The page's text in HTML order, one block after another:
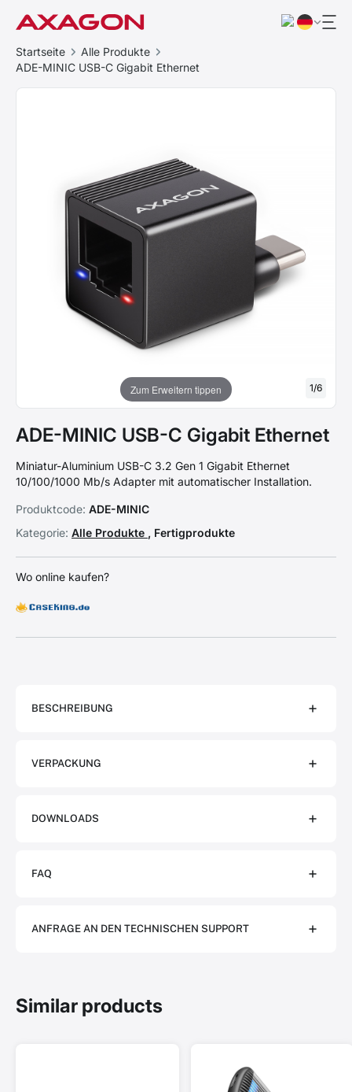
Startseite
Alle Produkte
ADE-MINIC USB-C Gigabit Ethernet
Zum Erweitern tippen 1/6
ADE-MINIC USB-C Gigabit Ethernet
Miniatur-Aluminium USB-C 3.2 Gen 1 Gigabit Ethernet
10/100/1000 Mb/s Adapter mit automatischer Installation.
Produktcode: ADE-MINIC
Kategorie: Alle Produkte , Fertigprodukte
Wo online kaufen?
BESCHREIBUNG
VERPACKUNG
DOWNLOADS
FAQ
ANFRAGE AN DEN TECHNISCHEN SUPPORT
Similar products